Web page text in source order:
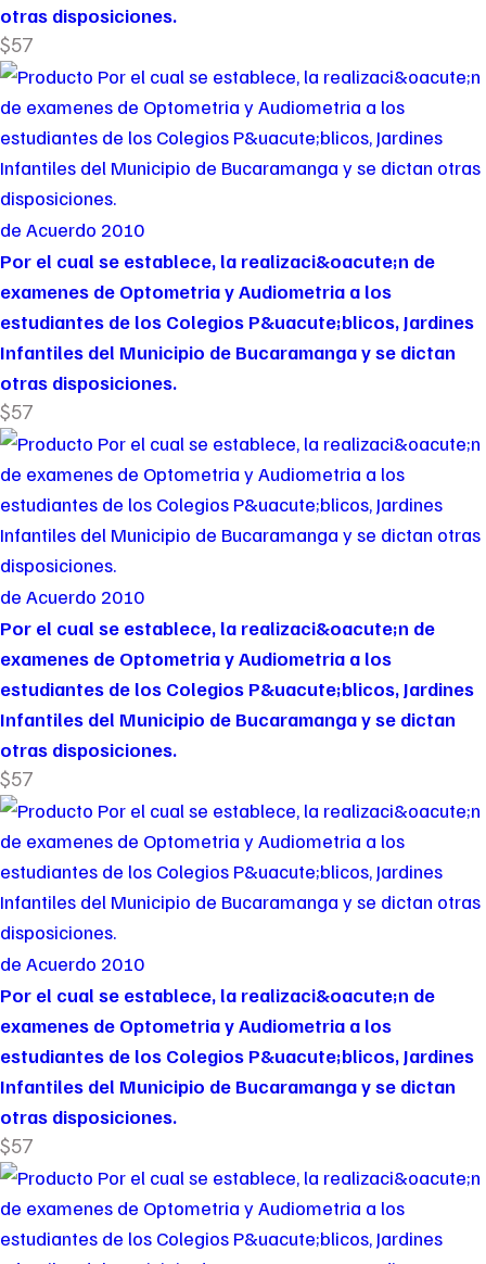
otras disposiciones.
$57
de Acuerdo 2010
Por el cual se establece, la realizaci&oacute;n de
examenes de Optometria y Audiometria a los
estudiantes de los Colegios P&uacute;blicos, Jardines
Infantiles del Municipio de Bucaramanga y se dictan
otras disposiciones.
$57
de Acuerdo 2010
Por el cual se establece, la realizaci&oacute;n de
examenes de Optometria y Audiometria a los
estudiantes de los Colegios P&uacute;blicos, Jardines
Infantiles del Municipio de Bucaramanga y se dictan
otras disposiciones.
$57
de Acuerdo 2010
Por el cual se establece, la realizaci&oacute;n de
examenes de Optometria y Audiometria a los
estudiantes de los Colegios P&uacute;blicos, Jardines
Infantiles del Municipio de Bucaramanga y se dictan
otras disposiciones.
$57